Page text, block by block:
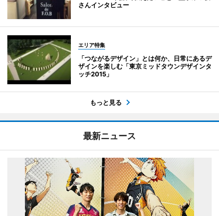
さんインタビュー
エリア特集
「つながるデザイン」とは何か、日常にあるデ
ザインを楽しむ「東京ミッドタウンデザインタ
ッチ2015」
もっと見る
最新ニュース